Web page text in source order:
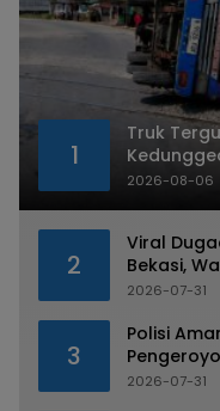
1
Truk
2026-08-06
2
Viral
Bekasi,
Berulang
2026-07-31
3
Polisi
2026-07-31